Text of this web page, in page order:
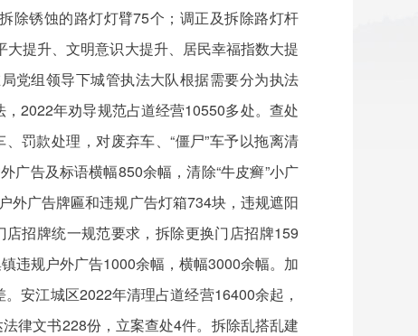
除锈蚀的路灯灯臂75个；调正及拆除路灯杆
提升、文明意识大提升、居民幸福指数大提
党组领导下城管执法大队根据需要分为执法
2022年劝导规范占道经营10550多处。查处
罚款处理，对废弃车、“僵尸”车予以拖离清
广告及标语横幅850余幅，清除“牛皮癣”小广
外广告牌匾和违规广告灯箱734块，违规遮阳
招牌统一规范要求，拆除更换门店招牌159
违规户外广告1000余幅，横幅3000余幅。加
安江城区2022年清理占道经营16400余起，
律文书228份，立案查处4件。拆除乱搭乱建